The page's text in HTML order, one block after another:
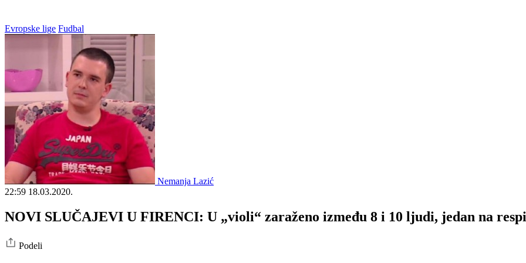
Evropske lige Fudbal
Nemanja Lazić
22:59 18.03.2020.
NOVI SLUČAJEVI U FIRENCI: U „violi“ zaraženo između 8 i 10 ljudi, jedan na
Podeli